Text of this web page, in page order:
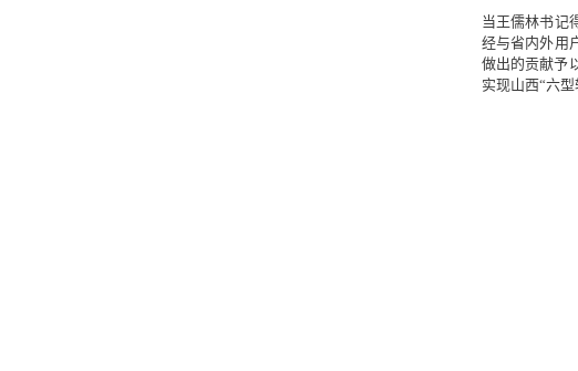
当王儒林书记
经与省内外用
做出的贡献予
实现山西“六型